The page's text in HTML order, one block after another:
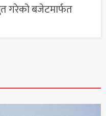
गरेको बजेटमार्फत